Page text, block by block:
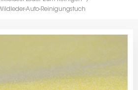
Auto-Reinigungstuch